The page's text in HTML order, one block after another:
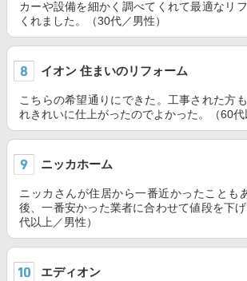
カーや設備を細かく調べてくれて最適なリ
くれました。（30代／男性）
イオン 住まいのリフォーム
こちらの希望通りにできた。工事された方
れきれいに仕上がったのでよかった。（60代
ニッカホーム
ニッカさんが住居から一番近かったことも
後、一番安かった業者に合わせて値段を下
代以上／男性）
エディオン